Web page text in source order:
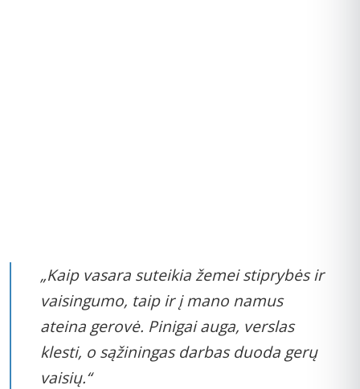
„Kaip vasara suteikia žemei stiprybės ir
vaisingumo, taip ir į mano namus
ateina gerovė. Pinigai auga, verslas
klesti, o sąžiningas darbas duoda gerų
vaisių.“